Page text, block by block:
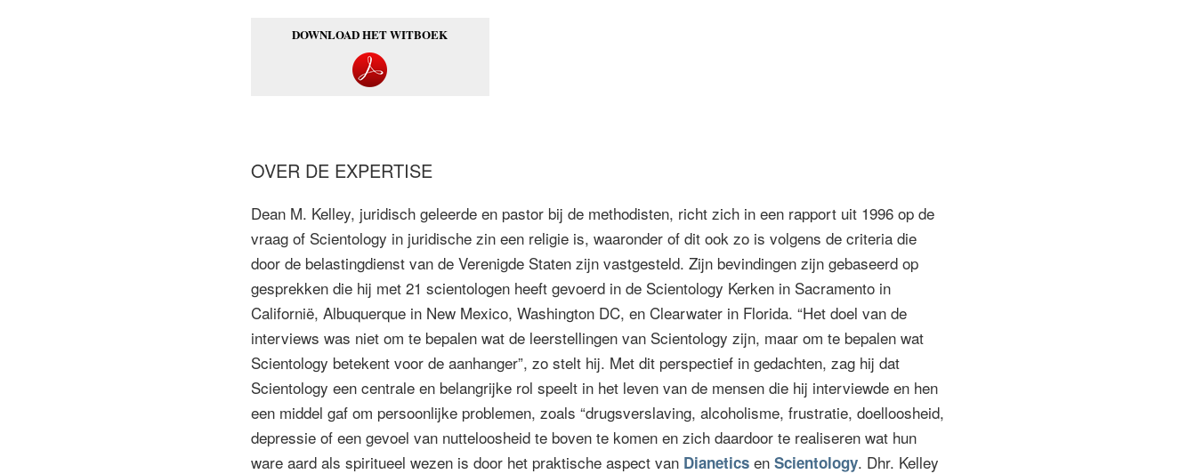
DOWNLOAD HET WITBOEK
OVER DE EXPERTISE
Dean M. Kelley, juridisch geleerde en pastor bij de methodisten, richt zich in een rapport uit 1996 op de
vraag of Scientology in juridische zin een religie is, waaronder of dit ook zo is volgens de criteria die
door de belastingdienst van de Verenigde Staten zijn vastgesteld. Zijn bevindingen zijn gebaseerd op
gesprekken die hij met 21 scientologen heeft gevoerd in de Scientology Kerken in Sacramento in
Californië, Albuquerque in New Mexico, Washington DC, en Clearwater in Florida. “Het doel van de
interviews was niet om te bepalen wat de leerstellingen van Scientology zijn, maar om te bepalen wat
Scientology betekent voor de aanhanger”, zo stelt hij. Met dit perspectief in gedachten, zag hij dat
Scientology een centrale en belangrijke rol speelt in het leven van de mensen die hij interviewde en hen
een middel gaf om persoonlijke problemen, zoals “drugsverslaving, alcoholisme, frustratie, doelloosheid,
depressie of een gevoel van nutteloosheid te boven te komen en zich daardoor te realiseren wat hun
ware aard als spiritueel wezen is door het praktische aspect van Dianetics enScientology. Dhr. Kelley